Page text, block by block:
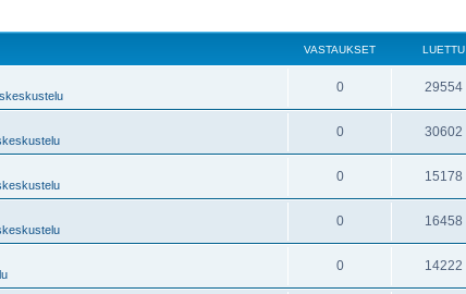
VASTAUKSET LUETTU
0 29554
0 30602
0 15178
0 16458
0 14222